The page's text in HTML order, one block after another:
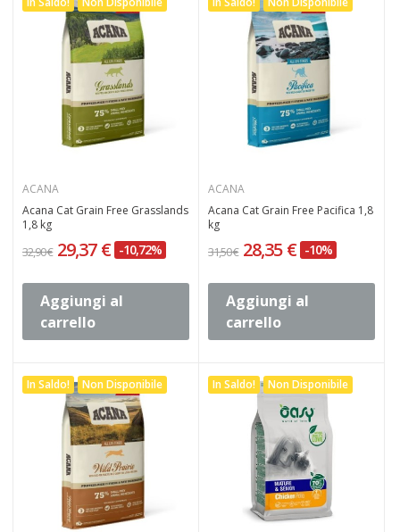
ACANA
Acana Cat Grain Free Grasslands
1,8 kg
32,90 € 29,37 € -10,72%
Aggiungi al
carrello
ACANA
Acana Cat Grain Free Pacifica 1,8
kg
31,50 € 28,35 € -10%
Aggiungi al
carrello
In Saldo! Non Disponibile In Saldo! Non Disponibile